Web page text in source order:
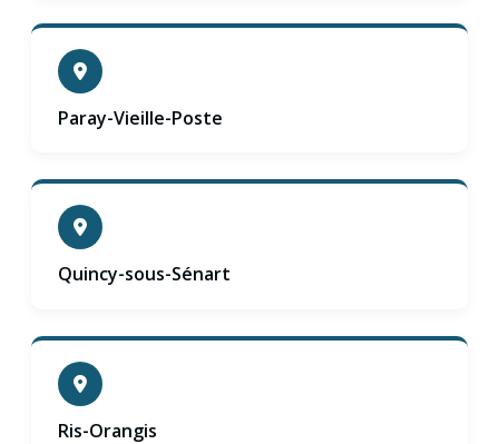
Paray-Vieille-Poste
Quincy-sous-Sénart
Ris-Orangis